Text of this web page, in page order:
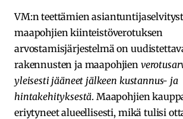
VM:n teettämien
maapohjien kiinteistöverotuksen
arvostamisjärjestelmä on
rakennusten ja maapohjien
yleisesti jääneet jälkeen kustannus- ja
hintakehityksestä. Maapohjien
eriytyneet alueellisesti, mikä tulisi